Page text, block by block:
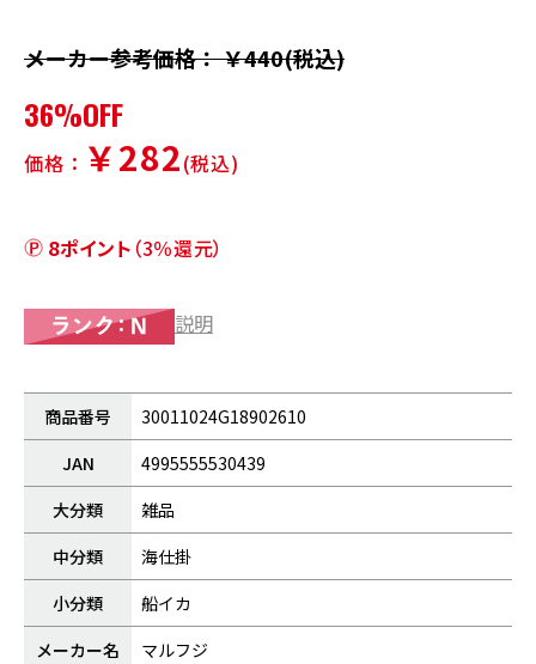
メーカー参考価格： ￥440(税込)
36%OFF
価格： ￥282(税込)
8ポイント （3％還元）
説明
商品番号
30011024G18902610
JAN
4995555530439
大分類
雑品
中分類
海仕掛
小分類
船イカ
メーカー名
マルフジ